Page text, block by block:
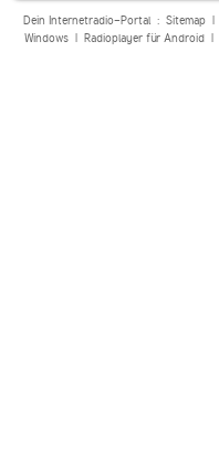
Dein Internetradio-Portal : Sitemap|
Windows| Radioplayer für Android|